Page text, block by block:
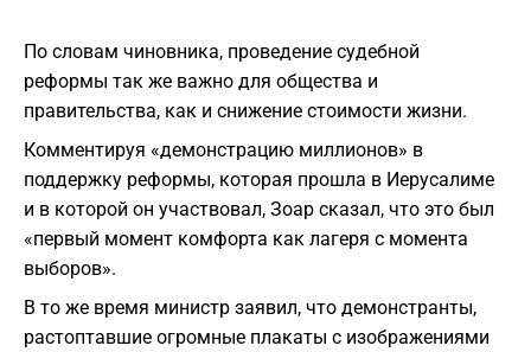
По словам чиновника, проведение судебной
реформы так же важно для общества и
правительства, как и снижение стоимости жизни.
Комментируя «демонстрацию миллионов» в
поддержку реформы, которая прошла в Иерусалиме
и в которой он участвовал, Зоар сказал, что это был
«первый момент комфорта как лагеря с момента
выборов».
В то же время министр заявил, что демонстранты,
растоптавшие огромные плакаты с изображениями